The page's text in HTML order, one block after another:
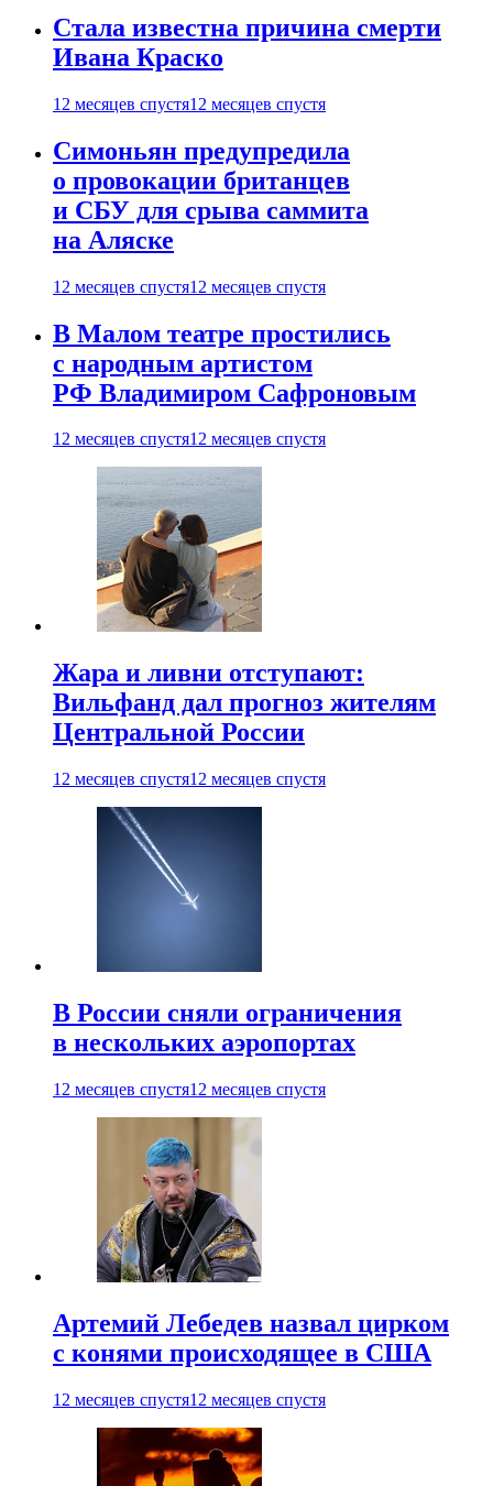
Стала известна причина смерти
Ивана Краско
12 месяцев спустя12 месяцев спустя
Симоньян предупредила
о провокации британцев
и СБУ для срыва саммита
на Аляске
12 месяцев спустя12 месяцев спустя
В Малом театре простились
с народным артистом
РФ Владимиром Сафроновым
12 месяцев спустя12 месяцев спустя
Жара и ливни отступают:
Вильфанд дал прогноз жителям
Центральной России
12 месяцев спустя12 месяцев спустя
В России сняли ограничения
в нескольких аэропортах
12 месяцев спустя12 месяцев спустя
Артемий Лебедев назвал цирком
с конями происходящее в США
12 месяцев спустя12 месяцев спустя